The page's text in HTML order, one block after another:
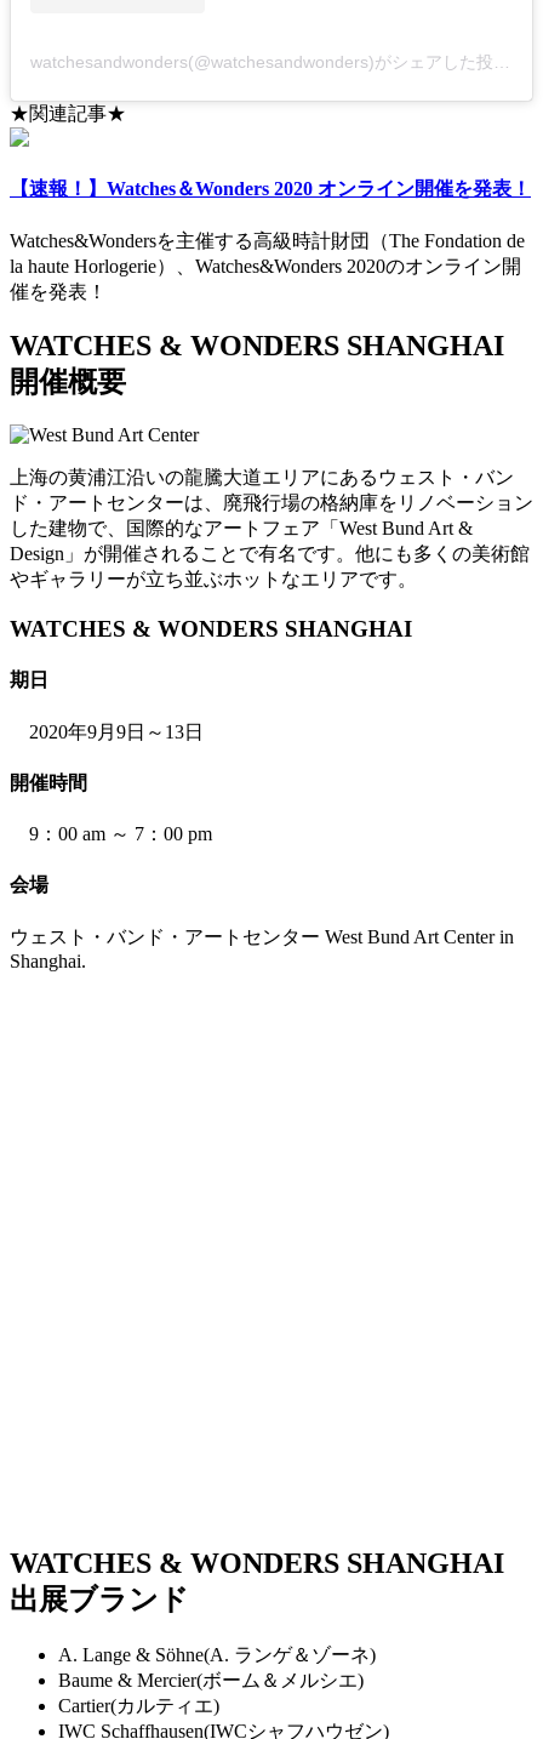
★関連記事★
【速報！】Watches＆Wonders 2020 オンライン開催を発表！
Watches&Wondersを主催する高級時計財団（The Fondation de
la haute Horlogerie）、Watches&Wonders 2020のオンライン開
催を発表！
WATCHES & WONDERS SHANGHAI
開催概要
上海の黄浦江沿いの龍騰大道エリアにあるウェスト・バン
ド・アートセンターは、廃飛行場の格納庫をリノベーション
した建物で、国際的なアートフェア「West Bund Art &
Design」が開催されることで有名です。他にも多くの美術館
やギャラリーが立ち並ぶホットなエリアです。
WATCHES & WONDERS SHANGHAI
期日
2020年9月9日～13日
開催時間
9：00 am ～ 7：00 pm
会場
ウェスト・バンド・アートセンター West Bund Art Center in
Shanghai.
WATCHES & WONDERS SHANGHAI
出展ブランド
A. Lange & Söhne(A. ランゲ＆ゾーネ)
Baume & Mercier(ボーム＆メルシエ)
Cartier(カルティエ)
IWC Schaffhausen(IWCシャフハウゼン)